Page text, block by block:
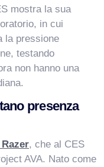
mostra la sua
in cui
la pressione
testando
non hanno una
presenza
Razer, che al CES
AVA. Nato come